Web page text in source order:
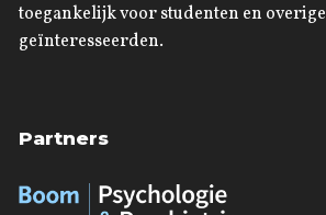
toegankelijk voor studenten en overige
geïnteresseerden.
Partners